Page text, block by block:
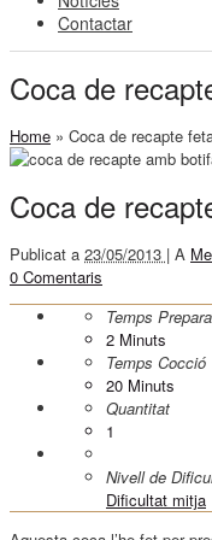
Contactar
Coca de
Home » Coca de recapte
Coca de
Publicat a 23/05/2013 | A
0 Comentaris
Temps
2 Minuts
Temps Cocció
20 Minuts
Quantitat
1
Nivell de
Dificultat mitja